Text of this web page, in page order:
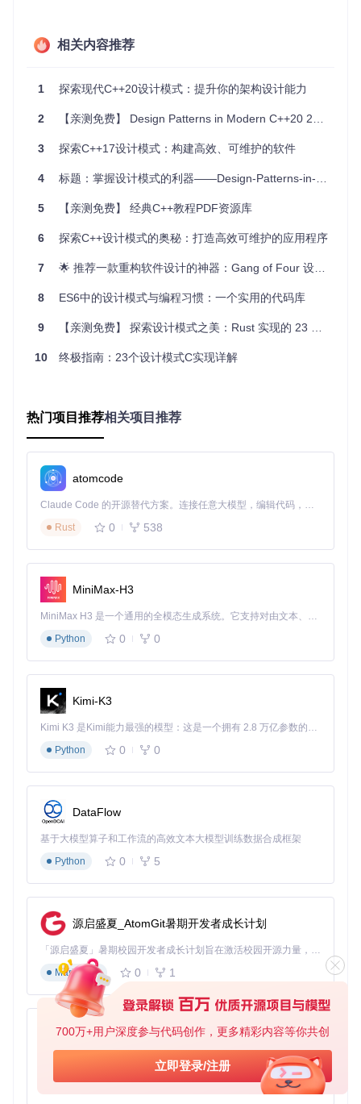
700万+用户深度参与代码创作，更多精彩内容等你共创
立即登录/注册
项目及技术应用场景
通，提高代码质量。
程安全和并发控制，对于开发高并发应用至关重要。
础，如Proxy、Facade和Bridge模式的应用。
面试准备：熟悉设计模式有助于你在技术面试中展示你的
专业知识和解决问题的能力。
反映了最新的语言特性和最佳实践。
例模式中的无锁实现、适配器模式中STL queue的实现改
进。
实践导向：项目包含了LeetCode题目和真实工程中的例
源项目中的实际应用。
通过参与和学习这个项目，你将不仅能掌握设计模式的基本理
念，还能深刻体会它们在现代C++编程中的强大生命力。无论
你是新手还是经验丰富的开发者，都将从中获益匪浅，提升自
己的编程能力和软件设计水平。立即加入这个项目，开启你的
设计模式探索之旅吧！
design-pattern 下载源代码
Design Patterns In Modern C++ 中文版翻译
项目地址： https://gitcode.com/gh_mirrors/des/design-
相关内容推荐
1 探索现代C++20设计模式：提升你的架构设计能力
2 【亲测免费】 Design Patterns in Modern C++20 2022 资源下载
3 探索C++17设计模式：构建高效、可维护的软件
4 标题：掌握设计模式的利器——Design-Patterns-in-Cpp17 项目深度解析
5 【亲测免费】 经典C++教程PDF资源库
6 探索C++设计模式的奥秘：打造高效可维护的应用程序
7 🌟 推荐一款重构软件设计的神器：Gang of Four 设计模式库
8 ES6中的设计模式与编程习惯：一个实用的代码库
9 【亲测免费】 探索设计模式之美：Rust 实现的 23 种经典 GoF 设计模式
10 终极指南：23个设计模式C实现详解
热门项目推荐相关项目推荐
atomcode
Claude Code 的开源替代方案。连接任意大模型，编辑代码，运行命令，自动验证 — 全自动执行。用 Rust 构建，极致性能。 ｜ An open-source alternative to Claude Code. Connect any LLM, edit code, run commands, and verify changes — autonomously. Built in Rust for speed. Get Started
Rust
0 538
MiniMax-H3
MiniMax H3 是一个通用的全模态生成系统。它支持对由文本、图像、视频和音频组成的多模态上下文进行统一理解，并能生成分辨率高达 2K、时长可达 15 秒的带原生立体声音频的视频。得益于面向任务泛化的系统设计，H3 在预训练阶段就已具备广泛的多模态上下文理解与生成能力，能够出色地执行复杂的多模态指令。
Python
0 0
Kimi-K3
Kimi K3 是Kimi能力最强的模型：这是一个拥有 2.8 万亿参数的混合专家（MoE）模型，具备原生视觉理解能力，并支持 100 万 token 的上下文窗口。
Python
0 0
DataFlow
基于大模型算子和工作流的高效文本大模型训练数据合成框架
Python
0 5
源启盛夏_AtomGit暑期开发者成长计划
「源启盛夏」暑期校园开发者成长计划旨在激活校园开源力量，通过积分激励、认证扶持、资源倾斜等形式，引导高校组织和开发者完成「入驻 — 建项目 — 做贡献 — 获认证 — 得资源」的完整闭环。无论你是想带领社团入驻平台的组织者，还是希望用代码贡献证明自己的开发者，都能在这里找到属于你的成长路径。
Markdown
0 1
py-xiaozhi
基于Python的Xiaozhi AI，适用于想要完整Xiaozhi体验而无需拥有专用硬件的用户。
Python
0 1